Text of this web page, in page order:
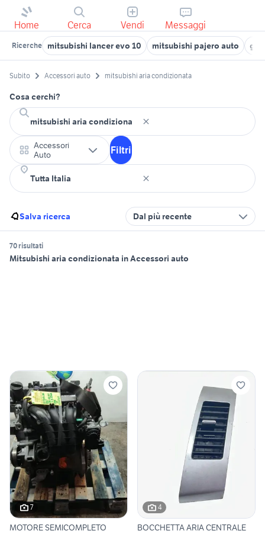
Home Cerca Vendi Messaggi
Ricerche mitsubishi lancer evo 10 mitsubishi pajero auto
Subito Accessori auto mitsubishi aria condizionata
Cosa cerchi?
Accessori
Auto
Filtri
Salva ricerca Dal più recente
70 risultati
Mitsubishi aria condizionata in Accessori auto
7
MOTORE SEMICOMPLETO
4
BOCCHETTA ARIA CENTRALE